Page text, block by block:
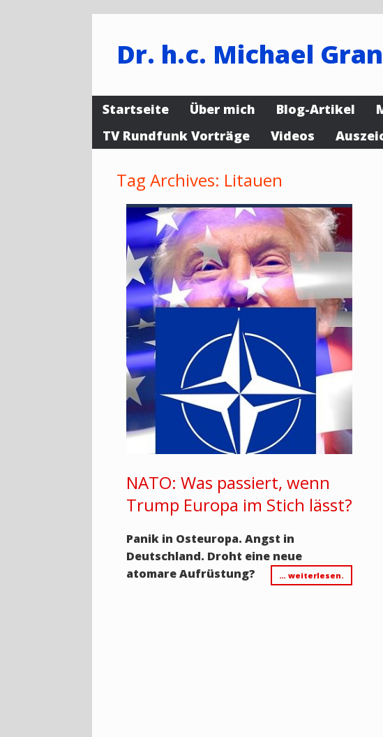
Dr. h.c. Michael
Startseite Über mich Blog-Artikel
TV Rundfunk Vorträge
Videos
Tag Archives: Litauen
NATO: Was passiert, wenn
Trump Europa im Stich lässt?
Panik in Osteuropa. Angst in
Deutschland. Droht eine neue
atomare Aufrüstung?
… weiterlesen.